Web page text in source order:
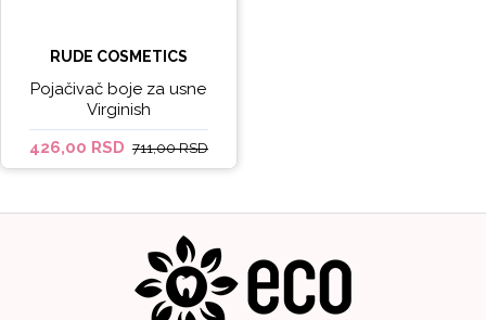
RUDE COSMETICS
Pojačivač boje za usne
Virginish
426,00 RSD 711,00 RSD